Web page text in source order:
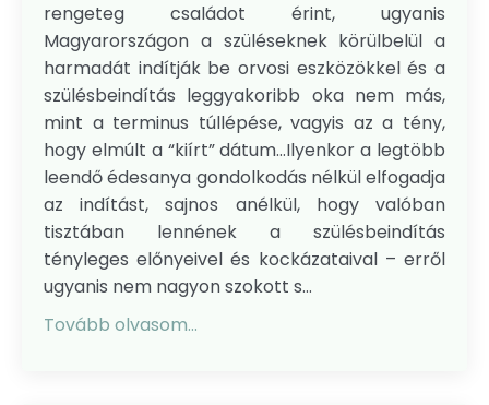
rengeteg családot érint, ugyanis
Magyarországon a szüléseknek körülbelül a
harmadát indítják be orvosi eszközökkel és a
szülésbeindítás leggyakoribb oka nem más,
mint a terminus túllépése, vagyis az a tény,
hogy elmúlt a “kiírt” dátum…Ilyenkor a legtöbb
leendő édesanya gondolkodás nélkül elfogadja
az indítást, sajnos anélkül, hogy valóban
tisztában lennének a szülésbeindítás
tényleges előnyeivel és kockázataival – erről
ugyanis nem nagyon szokott s...
Tovább olvasom...